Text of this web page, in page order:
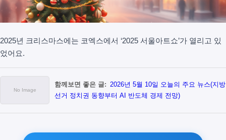
2025년 크리스마스에는 코엑스에서 ‘2025 서울아트쇼’가 열리고 있
었어요.
함께보면 좋은 글: 2026년 5월 10일 오늘의 주요 뉴스(지방
선거 정치권 동향부터 AI 반도체 경제 전망)